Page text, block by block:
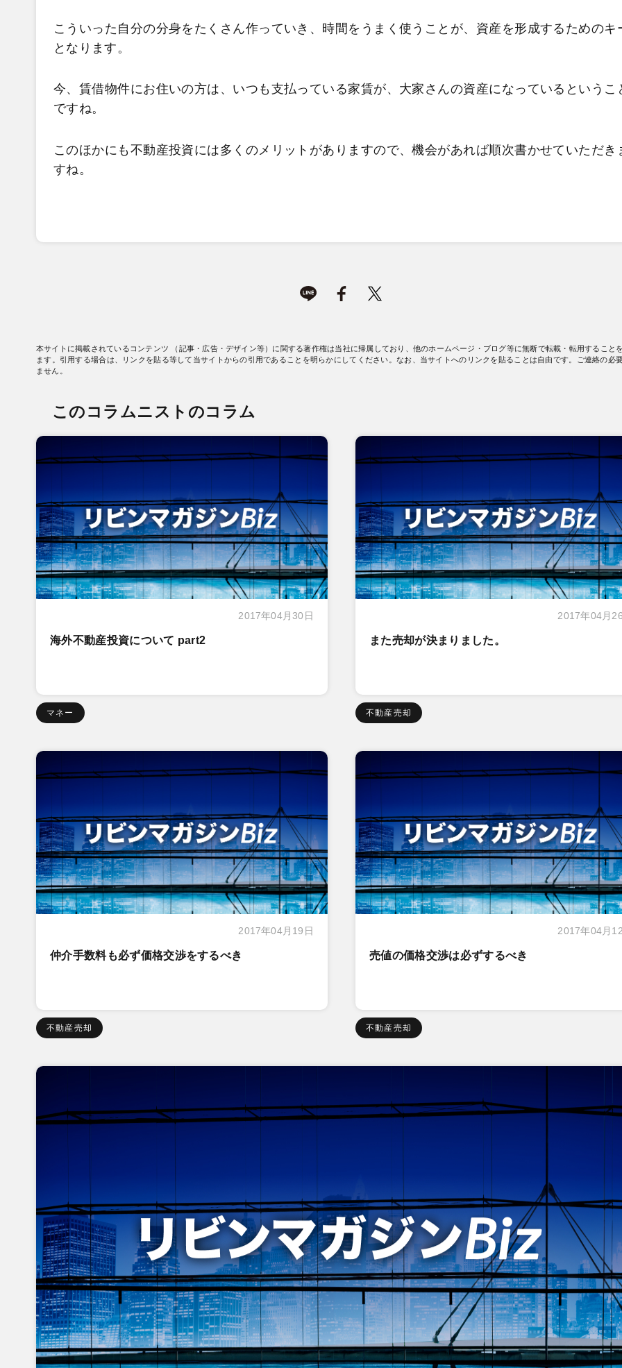
こういった自分の分身をたくさん作っていき、時間をうまく使うことが、資産を形成するためのキ
となります。
今、賃借物件にお住いの方は、いつも支払っている家賃が、大家さんの資産になっているというこ
ですね。
このほかにも不動産投資には多くのメリットがありますので、機会があれば順次書かせていただき
すね。
本サイトに掲載されているコンテンツ （記事・広告・デザイン等）に関する著作権は当社に帰属しており、他のホームページ・ブログ等に無断で転載・転用すること
ます。引用する場合は、リンクを貼る等して当サイトからの引用であることを明らかにしてください。なお、当サイトへのリンクを貼ることは自由です。ご連絡の必
ません。
このコラムニストのコラム
2017年04月30日
海外不動産投資について part2
マネー
2017年04月
また売却が決まりました。
不動産売却
2017年04月19日
仲介手数料も必ず価格交渉をするべき
不動産売却
2017年04月
売値の価格交渉は必ずするべき
不動産売却